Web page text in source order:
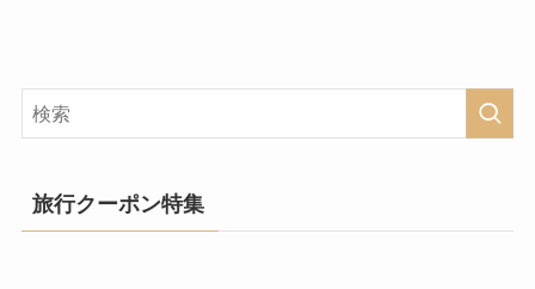
旅行クーポン特集